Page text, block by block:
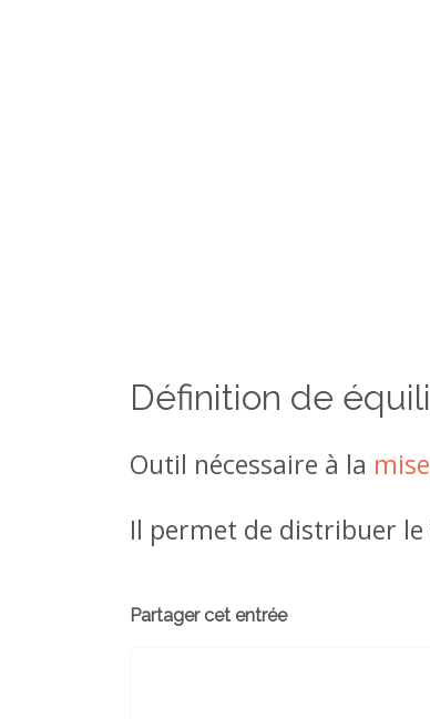
Définition de
Outil nécessaire à la
Il permet de distribuer
Partager cet entrée